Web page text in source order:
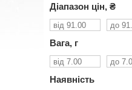
Діапазон цін, ₴
Вага, г
Наявність